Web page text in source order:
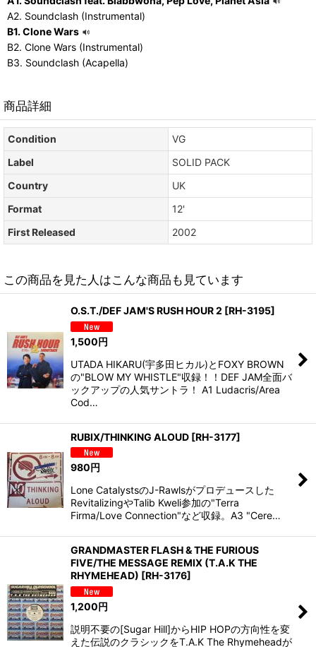
A2. Soundclash (Instrumental)
B1. Clone Wars
B2. Clone Wars (Instrumental)
B3. Soundclash (Acapella)
商品詳細
Condition
VG
Label
SOLID PACK
Country
UK
Format
12'
First Released
2002
この商品を見た人はこんな商品も見ています
O.S.T./DEF JAM'S RUSH HOUR 2 [RH-3195]
1,500円
UTADA HIKARU(宇多田ヒカル)とFOXY BROWN
の"BLOW MY WHISTLE"収録！！DEF JAM全面バ
ックアップの人気サントラ！ A1 Ludacris/Area
Cod…
RUBIX/THINKING ALOUD [RH-3177]
980円
Lone CatalystsのJ-Rawlsがプロデュースした
RevitalizingやTalib Kweli参加の"Terra
Firma/Love Connection"など収録。A3 "Cere…
GRANDMASTER FLASH & THE FURIOUS
FIVE/THE MESSAGE REMIX (T.A.K THE
RHYMEHEAD) [RH-3176]
1,200円
説明不要の[Sugar Hill]からHIP HOPの方向性を変
えた伝説のクラシックをT.A.K The Rhymeheadが